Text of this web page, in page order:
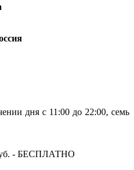
дня с 11:00 до 22:00, семь
- БЕСПЛАТНО